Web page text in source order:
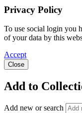
Privacy Policy
To use social login you
of your data by this
Accept
Close
Add to
Add new or search